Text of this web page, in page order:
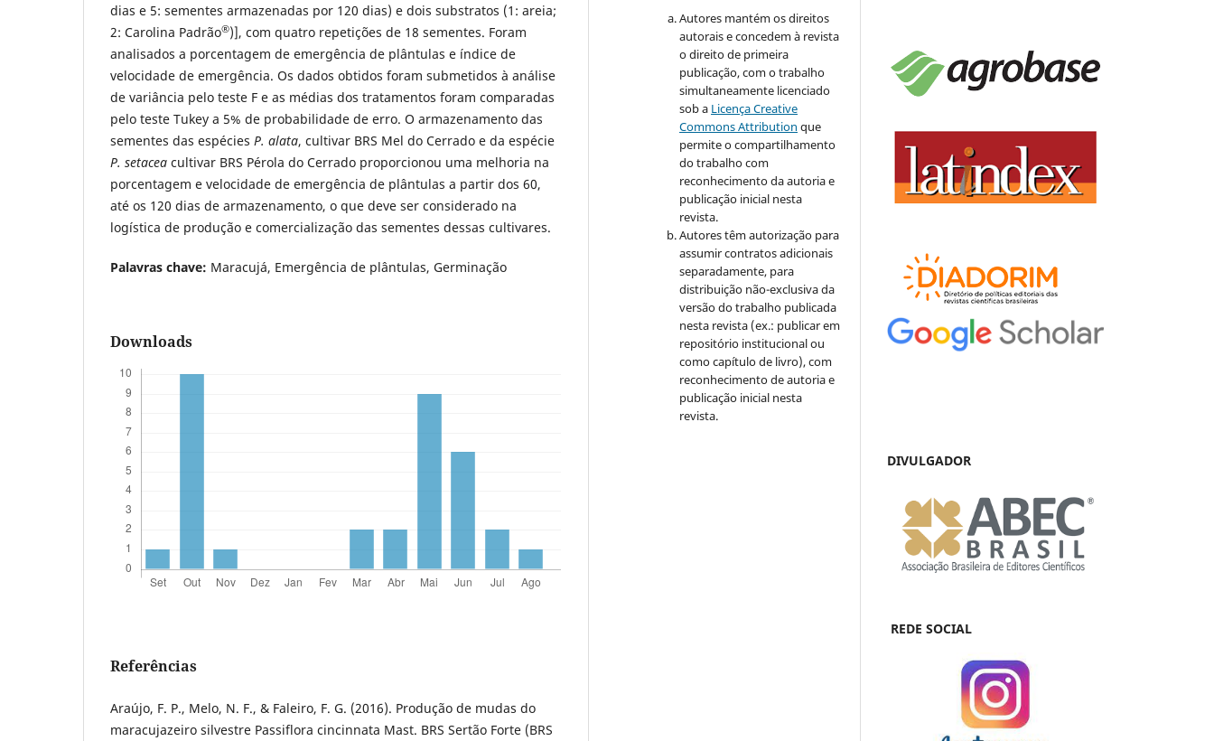
dias e 5: sementes armazenadas por 120 dias) e dois substratos (1: areia;
2: Carolina Padrão®)], com quatro repetições de 18 sementes. Foram
analisados a porcentagem de emergência de plântulas e índice de
velocidade de emergência. Os dados obtidos foram submetidos à análise
de variância pelo teste F e as médias dos tratamentos foram comparadas
pelo teste Tukey a 5% de probabilidade de erro. O armazenamento das
sementes das espécies P. alata, cultivar BRS Mel do Cerrado e da espécie
P. setacea cultivar BRS Pérola do Cerrado proporcionou uma melhoria na
porcentagem e velocidade de emergência de plântulas a partir dos 60,
até os 120 dias de armazenamento, o que deve ser considerado na
logística de produção e comercialização das sementes dessas cultivares.
Palavras chave: Maracujá, Emergência de plântulas, Germinação
Downloads
Referências
Araújo, F. P., Melo, N. F., & Faleiro, F. G. (2016). Produção de mudas do
maracujazeiro silvestre Passiflora cincinnata Mast. BRS Sertão Forte (BRS
Autores mantém os direitos
autorais e concedem à revista
o direito de primeira
publicação, com o trabalho
simultaneamente licenciado
sob a Licença Creative
Commons Attribution que
permite o compartilhamento
do trabalho com
reconhecimento da autoria e
publicação inicial nesta
revista.
Autores têm autorização para
assumir contratos adicionais
separadamente, para
distribuição não-exclusiva da
versão do trabalho publicada
nesta revista (ex.: publicar em
repositório institucional ou
como capítulo de livro), com
reconhecimento de autoria e
publicação inicial nesta
revista.
DIVULGADOR
REDE SOCIAL